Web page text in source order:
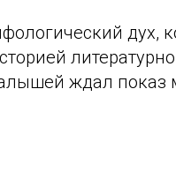
дух,
ждал показ